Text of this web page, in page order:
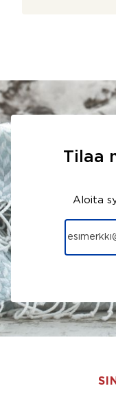
Tilaa
Aloita